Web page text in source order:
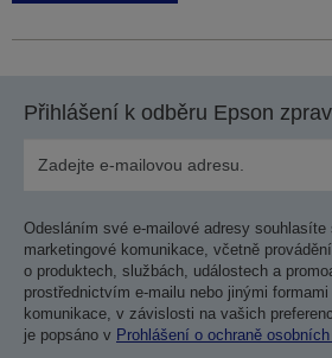
Přihlášení k odběru Epson
Odesláním své e-mailové adresy souhlasíte
marketingové komunikace, včetně
o produktech, službách, událostech a
prostřednictvím e-mailu nebo jinými
komunikace, v závislosti na vašich
je popsáno v Prohlášení o ochraně